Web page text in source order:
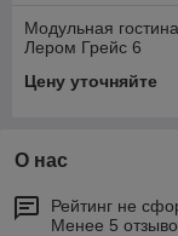
Модульная
Лером Грейс 6
Цену уточняйте
О нас
Рейтинг не
Менее 5